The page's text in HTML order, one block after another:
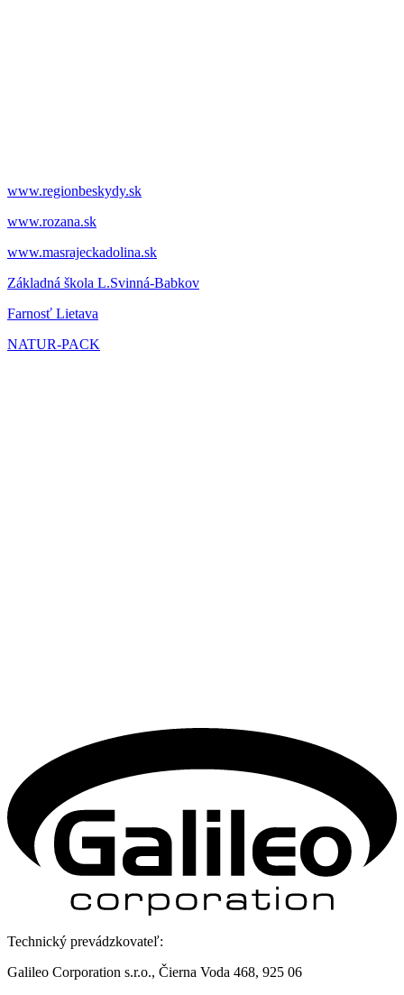
www.regionbeskydy.sk
www.rozana.sk
www.masrajeckadolina.sk
Základná škola L.Svinná-Babkov
Farnosť Lietava
NATUR-PACK
Technický prevádzkovateľ:
Galileo Corporation s.r.o., Čierna Voda 468, 925 06